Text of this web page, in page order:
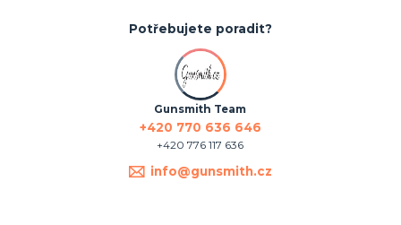
Potřebujete poradit?
Gunsmith Team
+420 770 636 646
+420 776 117 636
info@gunsmith.cz